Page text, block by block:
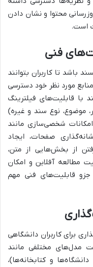
محتوا و نشان دادن
است.
باشد تا کاربران بتوانند
مورد نظر خود دسترسی
با قابلیت‌های فیلترینگ
موضوع، نوع سند و غیره)
شخصی‌سازی مانند
صفحات، ایجاد
از بخش‌هایی از متن،
مطالعه آفلاین و امکان
جزو قابلیت‌های فنی مهم
برای کاربران دانشگاهی
مدل‌های مختلفی مانند
و کتابخانه‌ها)،